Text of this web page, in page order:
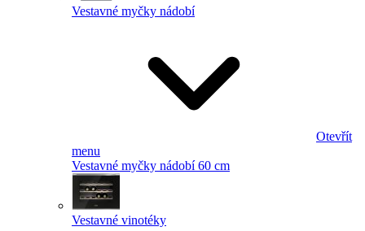
Vestavné myčky nádobí
Otevřít
menu
Vestavné myčky nádobí 60 cm
Vestavné vinotéky